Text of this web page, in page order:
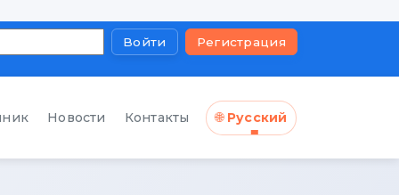
Войти Регистрация
Новости Контакты 🌐 Русский